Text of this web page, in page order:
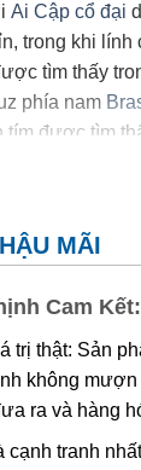
Ai Cập cổ đại
trong khi
tìm thấy
phía nam
tím được tìm
cho là có
cho thấy màu
sắt vànhôm
chuyển
“ametit được
MÃI
Cam Kết:
trị thật: Sản
không
ra và hàng
cạnh tranh